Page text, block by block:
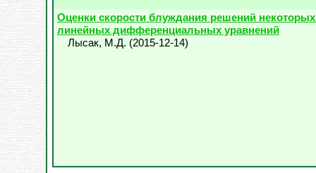
Оценки скорости блуждания решений
линейных дифференциальных уравнений
Лысак, М.Д. (2015-12-14)